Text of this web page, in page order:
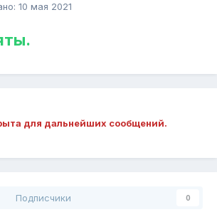
10 мая 2021
для дальнейших сообщений.
Подписчики 0